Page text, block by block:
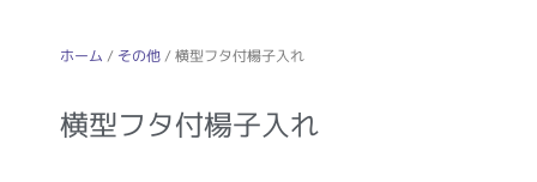
ホーム / その他/ 横型フタ付楊子入れ
横型フタ付楊子入れ